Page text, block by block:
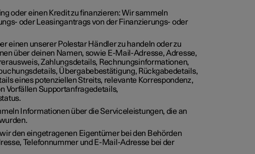
oder einen Kredit zu finanzieren: Wir sammeln
oder Leasingantrags von der Finanzierungs- oder
einen unserer Polestar Händler zu handeln oder zu
über deinen Namen, sowie E-Mail-Adresse, Adresse,
Zahlungsdetails, Rechnungsinformationen,
Übergabebestätigung, Rückgabedetails,
eines potenziellen Streits, relevante Korrespondenz,
Vorfällen Supportanfragedetails,
Informationen über die Serviceleistungen, die an
den eingetragenen Eigentümer bei den Behörden
Telefonnummer und E-Mail-Adresse bei der